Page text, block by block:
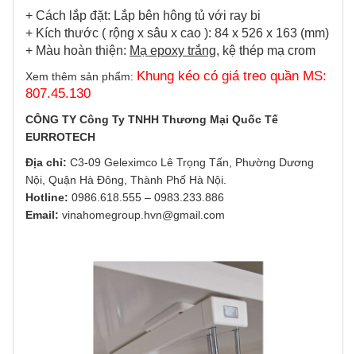
+ Cách lắp đặt: Lắp bên hông tủ với ray bi
+ Kích thước ( rộng x sâu x cao ): 84 x 526 x 163 (mm)
+ Màu hoàn thiện: Mạ epoxy trắng, kệ thép mạ crom
Xem thêm sản phẩm: Khung kéo có giá treo quần MS:
807.45.130
CÔNG TY Công Ty TNHH Thương Mại Quốc Tế
EURROTECH
Địa chỉ: C3-09 Geleximco Lê Trọng Tấn, Phường Dương
Nội, Quận Hà Đông, Thành Phố Hà Nội.
Hotline: 0986.618.555 – 0983.233.886
Email: vinahomegroup.hvn@gmail.com